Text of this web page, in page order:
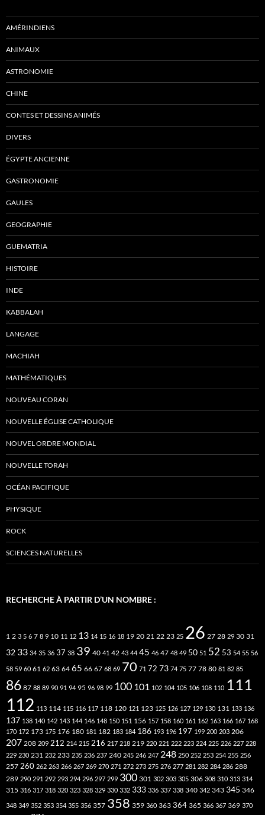
AMÉRINDIENS
ANIMAUX
ASTRONOMIE
CHINE
CONTES ET DESSINS ANIMÉS
DIVERS
ÉGYPTE ANCIENNE
GASTRONOMIE
GAULES
GEOGRAPHIE
GUEMATRIA
HISTOIRE
INDE
KABBALAH
LANGAGE
MACHIAH
MATHÉMATIQUES
NOUVEAU CORAN
NOUVELLE ÉGLISE CATHOLIQUE
NOUVEL ORDRE MONDIAL
NOUVELLE TORAH
OCÉAN PACIFIQUE
PHYSIQUE
ROCK
SCIENCES NATURELLES
RECHERCHE À PARTIR D’UN NOMBRE :
1 2 3 5 6 7 8 9 10 11 12 13 14 15 16 18 19 20 21 22 23 25 26 27 28 29 30 31
32 33 34 35 36 37 38 39 40 41 42 43 44 45 46 47 48 49 50 51 52 53 54 55 56
58 59 60 61 62 63 64 65 66 67 68 69 70 71 72 73 74 75 77 78 80 81 82 85
86 87 88 89 90 91 94 95 96 98 99 100 101 102 104 105 106 108 110 111
112 113 114 115 116 117 118 120 121 123 125 126 127 129 130 131 133 136
137 138 140 142 143 144 146 148 150 151 156 157 158 160 161 162 163 166 167 168
170 172 173 175 176 180 181 182 183 184 186 193 196 197 199 200 203 206
207 208 209 212 214 215 216 217 218 219 220 221 222 223 224 225 226 227 228
229 230 231 232 233 235 236 237 240 245 246 247 248 250 252 253 254 255 256
257 260 262 263 266 267 269 270 271 272 273 275 276 277 281 282 284 286 288
289 290 291 292 293 294 296 297 299 300 301 302 303 305 306 308 310 313 314
315 316 317 318 320 323 328 329 330 332 333 336 337 338 340 342 343 345 346
348 349 352 353 354 355 356 357 358 359 360 363 364 365 366 367 369 370